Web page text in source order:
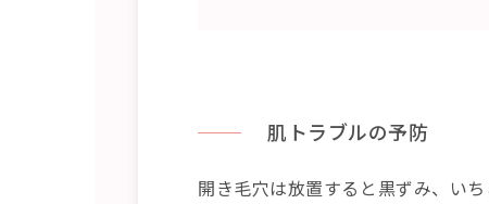
肌トラブルの予防
開き毛穴は放置すると黒ずみ、い